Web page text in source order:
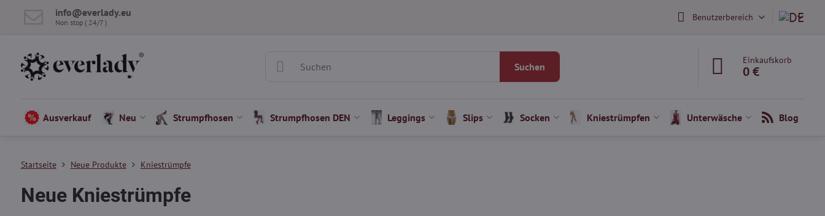
info​​@everlady​​.eu
Non stop ( 24/7 ) Benutzerbereich
Suchen
Einkaufskorb
0 €
Ausverkauf Neu Strumpfhosen Strumpfhosen DEN Leggings Slips Socken Kniestrümpfen Unterwäsche Blog
Startseite Neue Produkte Kniestrümpfe
Neue Kniestrümpfe